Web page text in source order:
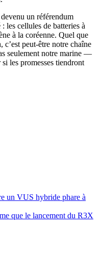
un référendum
les cellules de batteries à
à la coréenne. Quel que
peut-être notre chaîne
seulement notre marine —
les promesses tiendront
un VUS hybride phare à
que le lancement du R3X